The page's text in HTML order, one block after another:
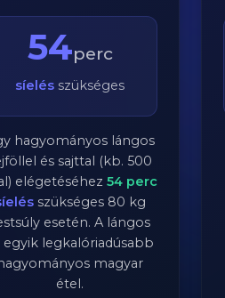
54perc
síelés szükséges
hagyományos lángos
és sajttal (kb. 500
elégetéséhez 54 perc
szükséges 80 kg
esetén. A lángos
egyik legkalóriadúsabb
magyar
étel.